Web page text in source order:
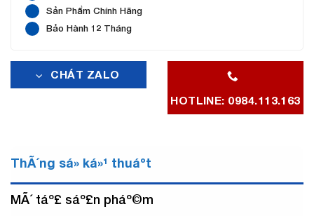
Sản Phẩm Chính Hãng
Bảo Hành 12 Tháng
CHÁT ZALO
HOTLINE: 0984.113.163
ThÃ´ng sá» ká»¹ thuáº­t
MÃ´ táº£ sáº£n pháº©m